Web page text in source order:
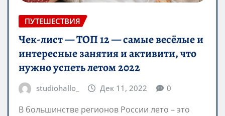
ПУТЕШЕСТВИЯ
Чек-лист — ТОП 12 — самые весёлые и
интересные занятия и активити, что
нужно успеть летом 2022
studiohallo_ Дек 11, 2022 0
В большинстве регионов России лето – это